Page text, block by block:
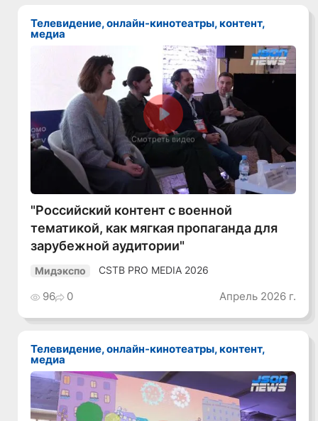
Телевидение, онлайн-кинотеатры, контент,
медиа
Смотреть видео
"Российский контент с военной
тематикой, как мягкая пропаганда для
зарубежной аудитории"
Мидэкспо CSTB PRO MEDIA 2026
96 0 Апрель 2026 г.
Телевидение, онлайн-кинотеатры, контент,
медиа